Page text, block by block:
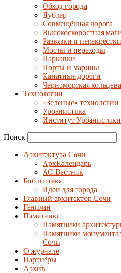
Обход города
Дублер
Совмещённая дорога
Высокоскоростная
Развязки и перекрёстки
Мосты и переходы
Парковки
Порты и марины
Канатные дороги
Черноморская
Технологии
«Зелёные» технологии
Урбанистика
Институт
Поиск
Архитектура Сочи
АрхКалендарь
АС.Вестник
Библиотека
Идеи для города
Главный архитектор Сочи
Генплан
Памятники
Памятники
Памятники
Сочи
О журнале
Партнёры
Архив